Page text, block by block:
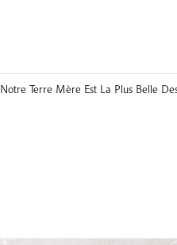
Notre Terre Mère Est La Plus Belle